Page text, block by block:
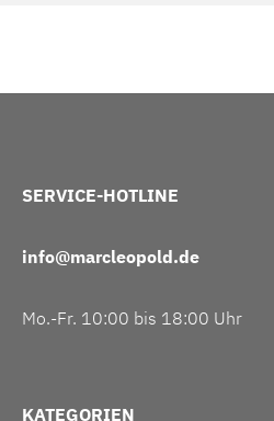
SERVICE-HOTLINE
info@marcleopold.de
Mo.-Fr. 10:00 bis 18:00 Uhr
KATEGORIEN